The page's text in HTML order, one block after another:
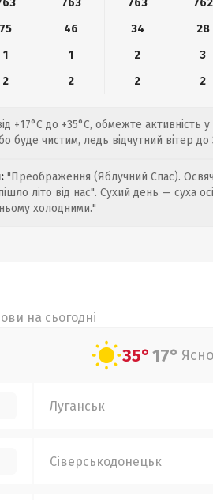
763 763 762
75 46 34 28
1 1 2 3
2 2 2 2
+17°C до +35°C, обмежте активність
буде чистим, ледь відчутний вітер до
"Преображення (Яблучний Спас).
літо від нас". Сухий день — суха
холодними."
на сьогодні
35°17° Ясно
Луганськ
Сіверськодонецьк